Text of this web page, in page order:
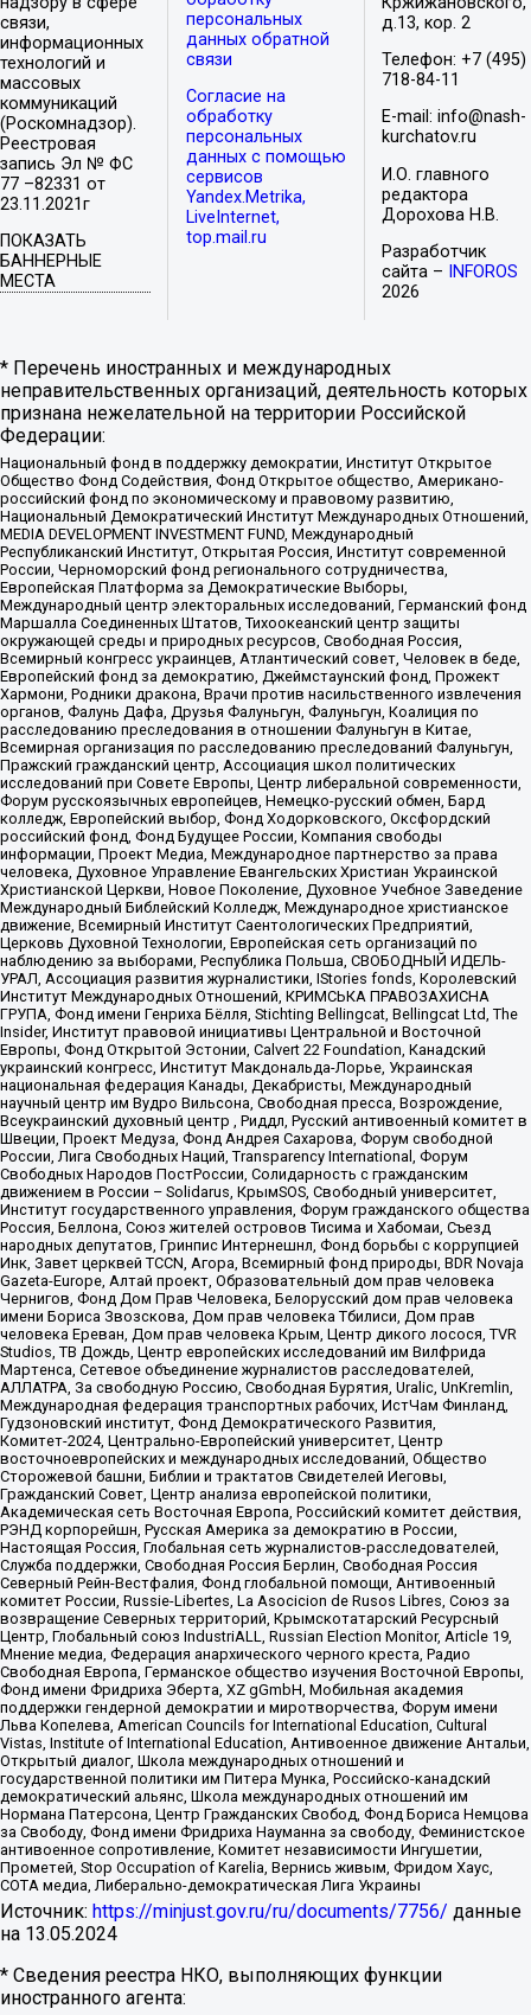
связи,
информационных
технологий и
массовых
коммуникаций
(Роскомнадзор).
Реестровая
запись Эл № ФС
77 –82331 от
23.11.2021г
ПОКАЗАТЬ
БАННЕРНЫЕ
МЕСТА
персональных
данных обратной
связи
Согласие на
обработку
персональных
данных с помощью
сервисов
Yandex.Metrika,
LiveInternet,
top.mail.ru
д.13, кор. 2
Телефон: +7 (495)
718-84-11
E-mail: info@nash-
kurchatov.ru
И.О. главного
редактора
Дорохова Н.В.
Разработчик
сайта –
INFOROS
2026
* Перечень иностранных и международных
неправительственных организаций, деятельность которых
признана нежелательной на территории Российской
Федерации:
Национальный фонд в поддержку демократии, Институт Открытое
Общество Фонд Содействия, Фонд Открытое общество, Американо-
российский фонд по экономическому и правовому развитию,
Национальный Демократический Институт Международных Отношений,
MEDIA DEVELOPMENT INVESTMENT FUND, Международный
Республиканский Институт, Открытая Россия, Институт современной
России, Черноморский фонд регионального сотрудничества,
Европейская Платформа за Демократические Выборы,
Международный центр электоральных исследований, Германский фонд
Маршалла Соединенных Штатов, Тихоокеанский центр защиты
окружающей среды и природных ресурсов, Свободная Россия,
Всемирный конгресс украинцев, Атлантический совет, Человек в беде,
Европейский фонд за демократию, Джеймстаунский фонд, Прожект
Хармони, Родники дракона, Врачи против насильственного извлечения
органов, Фалунь Дафа, Друзья Фалуньгун, Фалуньгун, Коалиция по
расследованию преследования в отношении Фалуньгун в Китае,
Всемирная организация по расследованию преследований Фалуньгун,
Пражский гражданский центр, Ассоциация школ политических
исследований при Совете Европы, Центр либеральной современности,
Форум русскоязычных европейцев, Немецко-русский обмен, Бард
колледж, Европейский выбор, Фонд Ходорковского, Оксфордский
российский фонд, Фонд Будущее России, Компания свободы
информации, Проект Медиа, Международное партнерство за права
человека, Духовное Управление Евангельских Христиан Украинской
Христианской Церкви, Новое Поколение, Духовное Учебное Заведение
Международный Библейский Колледж, Международное христианское
движение, Всемирный Институт Саентологических Предприятий,
Церковь Духовной Технологии, Европейская сеть организаций по
наблюдению за выборами, Республика Польша, СВОБОДНЫЙ ИДЕЛЬ-
УРАЛ, Ассоциация развития журналистики, IStories fonds, Королевский
Институт Международных Отношений, КРИМСЬКА ПРАВОЗАХИСНА
ГРУПА, Фонд имени Генриха Бёлля, Stichting Bellingcat, Bellingcat Ltd, The
Insider, Институт правовой инициативы Центральной и Восточной
Европы, Фонд Открытой Эстонии, Calvert 22 Foundation, Канадский
украинский конгресс, Институт Макдональда-Лорье, Украинская
национальная федерация Канады, Декабристы, Международный
научный центр им Вудро Вильсона, Свободная пресса, Возрождение,
Всеукраинский духовный центр , Риддл, Русский антивоенный комитет в
Швеции, Проект Медуза, Фонд Андрея Сахарова, Форум свободной
России, Лига Свободных Наций, Transparеncy International, Форум
Свободных Народов ПостРоссии, Солидарность с гражданским
движением в России – Solidarus, КрымSOS, Свободный университет,
Институт государственного управления, Форум гражданского общества
Россия, Беллона, Союз жителей островов Тисима и Хабомаи, Съезд
народных депутатов, Гринпис Интернешнл, Фонд борьбы с коррупцией
Инк, Завет церквей TCCN, Агора, Всемирный фонд природы, BDR Novaja
Gazeta-Europe, Алтай проект, Образовательный дом прав человека
Чернигов, Фонд Дом Прав Человека, Белорусский дом прав человека
имени Бориса Звозскова, Дом прав человека Тбилиси, Дом прав
человека Ереван, Дом прав человека Крым, Центр дикого лосося, TVR
Studios, ТВ Дождь, Центр европейских исследований им Вилфрида
Мартенса, Сетевое объединение журналистов расследователей,
АЛЛАТРА, За свободную Россию, Свободная Бурятия, Uralic, UnKremlin,
Международная федерация транспортных рабочих, ИстЧам Финланд,
Гудзоновский институт, Фонд Демократического Развития,
Комитет-2024, Центрально-Европейский университет, Центр
восточноевропейских и международных исследований, Общество
Сторожевой башни, Библии и трактатов Свидетелей Иеговы,
Гражданский Совет, Центр анализа европейской политики,
Академическая сеть Восточная Европа, Российский комитет действия,
РЭНД корпорейшн, Русская Америка за демократию в России,
Настоящая Россия, Глобальная сеть журналистов-расследователей,
Служба поддержки, Свободная Россия Берлин, Свободная Россия
Северный Рейн-Вестфалия, Фонд глобальной помощи, Антивоенный
комитет России, Russie-Libertes, La Asocicion de Rusos Libres, Союз за
возвращение Северных территорий, Крымскотатарский Ресурсный
Центр, Глобальный союз IndustriALL, Russian Election Monitor, Article 19,
Мнение медиа, Федерация анархического черного креста, Радио
Свободная Европа, Германское общество изучения Восточной Европы,
Фонд имени Фридриха Эберта, XZ gGmbH, Мобильная академия
поддержки гендерной демократии и миротворчества, Форум имени
Льва Копелева, American Councils for International Education, Cultural
Vistas, Institute of International Education, Антивоенное движение Антальи,
Открытый диалог, Школа международных отношений и
государственной политики им Питера Мунка, Российско-канадский
демократический альянс, Школа международных отношений им
Нормана Патерсона, Центр Гражданских Свобод, Фонд Бориса Немцова
за Свободу, Фонд имени Фридриха Науманна за свободу, Феминистское
антивоенное сопротивление, Комитет независимости Ингушетии,
Прометей, Stop Occupation of Karelia, Вернись живым, Фридом Хаус,
СОТА медиа, Либерально-демократическая Лига Украины
Источник: https://minjust.gov.ru/ru/documents/7756/ данные
на 13.05.2024
* Сведения реестра НКО, выполняющих функции
иностранного агента: